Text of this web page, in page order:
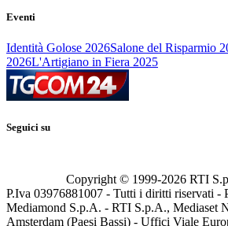
Eventi
Identità Golose 2026Salone del Risparmio
2026L'Artigiano in Fiera 2025
Seguici su
Copyright © 1999-2026 RTI
P.Iva 03976881007 - Tutti i diritti riservati -
Mediamond S.p.A. - RTI S.p.A., Mediaset
Amsterdam (Paesi Bassi) - Uffici Viale